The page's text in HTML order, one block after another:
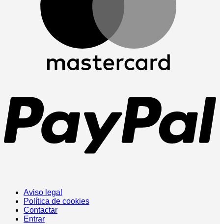
Aviso legal
Política de cookies
Contactar
Entrar